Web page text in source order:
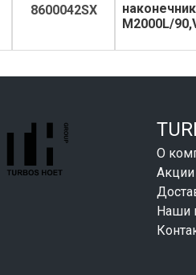
8600042SX
M2000L/
О
Акции
Наши